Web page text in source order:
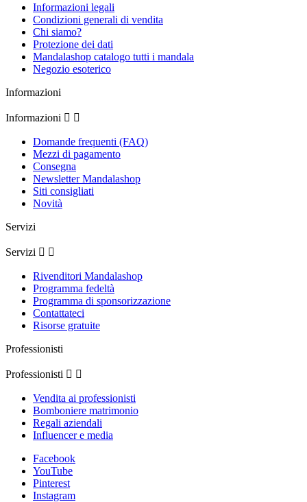
Informazioni legali
Condizioni generali di vendita
Chi siamo?
Protezione dei dati
Mandalashop catalogo tutti i mandala
Negozio esoterico
Informazioni
Informazioni  
Domande frequenti (FAQ)
Mezzi di pagamento
Consegna
Newsletter Mandalashop
Siti consigliati
Novità
Servizi
Servizi  
Rivenditori Mandalashop
Programma fedeltà
Programma di sponsorizzazione
Contattateci
Risorse gratuite
Professionisti
Professionisti  
Vendita ai professionisti
Bomboniere matrimonio
Regali aziendali
Influencer e media
Facebook
YouTube
Pinterest
Instagram